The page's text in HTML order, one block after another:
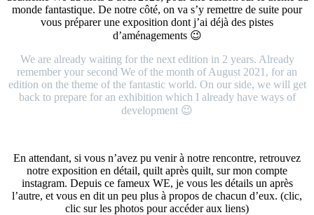
monde fantastique. De notre côté, on va s’y remettre de suite pour
vous préparer une exposition dont j’ai déjà des pistes
d’aménagements 😉
We are already waiting for the next edition in 2 years. Already
remember your second We of the month of August 2021, for an
edition on the theme of the fantastic world. On our side, we will get
back to prepare for an exhibition which I already have ways of
development 😉
En attendant, si vous n’avez pu venir à notre rencontre, retrouvez
notre exposition en détail, quilt après quilt, sur mon compte
instagram. Depuis ce fameux WE, je vous les détails un après
l’autre, et vous en dit un peu plus à propos de chacun d’eux. (clic,
clic sur les photos pour accéder aux liens)